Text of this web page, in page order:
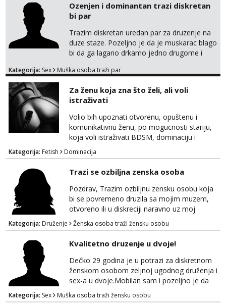
Ozenjen i dominantan trazi diskretan
bi par
Trazim diskretan uredan par za druzenje na
duze staze. Pozeljno je da je muskarac blago
bi da ga lagano drkamo jedno drugome i
iskustva sa cuckold i volio bih upoznati bracni
necemu. Ja sam nepusac, cist, uredan i
diskretan. 195 100 44 godine Strogo okolica
Rijeke lp
Kategorija: Sex Muška osoba traži par
Za ženu koja zna što želi, ali voli
istraživati
Volio bih upoznati otvorenu, opuštenu i
komunikativnu ženu, po mogucnosti stariju,
koja voli istraživati BDSM, dominaciju i
submisiju, roleplay, fetishe i razne oblike
kreativne erotike, kao i sex opcenito.
Obožavam starije, zrele i samopouzdane
zene. Iskustvo, godine, izgled nisu presudni,
kao niti cinjenica ako trazite nesto izvan braka
koji je upao u monotoniju svakodnevnice.
Ono što mi je važ...
Kategorija: Fetish Dominacija
Trazi se ozbiljna zenska osoba
Pozdrav, Trazim ozbiljnu zensku osobu koja
bi se povremeno druzila sa mojim muzem,
otvoreno ili u diskreciji naravno uz moj
blagoslov i moje znanje. Trazi se prijateljica
koja bi njega zadovoljila ponekad ako se
stvari poklope i ja bi bila prisutna. Ocekujem
te. Hvala
Kategorija: Druženje Ženska osoba traži žensku osobu
Kvalitetno druzenje u dvoje!
Dečko 29 godina je u potrazi za diskretnom
ženskom osobom zeljnoj ugodnog druženja i
sex-a u dvoje.Mobilan sam i pozeljno je da
bude iz Bjelovarske zupanije ili okolice! Ako se
pronalazis u oglasu javi se za brz i diskretan
Kategorija: Sex Muška osoba traži žensku osobu